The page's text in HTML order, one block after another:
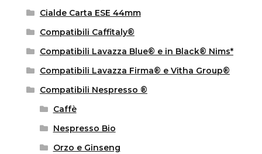
Cialde Carta ESE 44mm
Compatibili Caffitaly®
Compatibili Lavazza Blue® e in Black® Nims*
Compatibili Lavazza Firma® e Vitha Group®
Compatibili Nespresso ®
Caffè
Nespresso Bio
Orzo e Ginseng